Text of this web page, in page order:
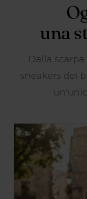
una
Dalla
sneakers dei